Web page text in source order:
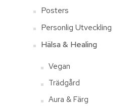
Posters
Personlig Utveckling
Hälsa & Healing
Vegan
Trädgård
Aura & Färg